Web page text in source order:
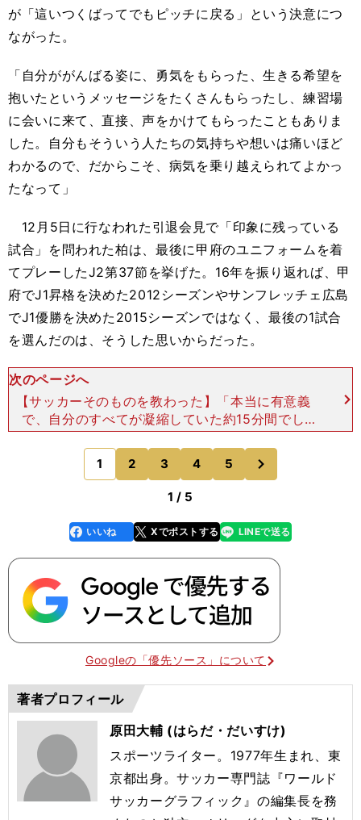
が「這いつくばってでもピッチに戻る」という決意につ
ながった。
「自分ががんばる姿に、勇気をもらった、生きる希望を
抱いたというメッセージをたくさんもらったし、練習場
に会いに来て、直接、声をかけてもらったこともありま
した。自分もそういう人たちの気持ちや想いは痛いほど
わかるので、だからこそ、病気を乗り越えられてよかっ
たなって」
12月5日に行なわれた引退会見で「印象に残っている
試合」を問われた柏は、最後に甲府のユニフォームを着
てプレーしたJ2第37節を挙げた。16年を振り返れば、甲
府でJ1昇格を決めた2012シーズンやサンフレッチェ広島
でJ1優勝を決めた2015シーズンではなく、最後の1試合
を選んだのは、そうした思いからだった。
次のページへ
【サッカーそのものを教わった】「本当に有意義
で、自分のすべてが凝縮していた約15分間でし
た。自分のなかでは16年間の最後の1試合なんだけ
ど、その1試合にものすごく価値があったと思って
いて。それくらい
1 2 3 4 5
のページへ
1 / 5
faceboo
k
いいね Xでポストする
line LINEで送る
Googleの「優先ソース」について
著者プロフィール
原田大輔 (はらだ・だいすけ)
スポーツライター。1977年生まれ、東
京都出身。サッカー専門誌『ワールド
サッカーグラフィック』の編集長を務